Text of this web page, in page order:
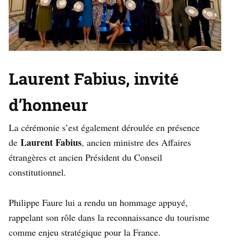
Laurent Fabius, invité
d’honneur
La cérémonie s’est également déroulée en présence
de Laurent Fabius, ancien ministre des Affaires
étrangères et ancien Président du Conseil
constitutionnel.
Philippe Faure lui a rendu un hommage appuyé,
rappelant son rôle dans la reconnaissance du tourisme
comme enjeu stratégique pour la France.